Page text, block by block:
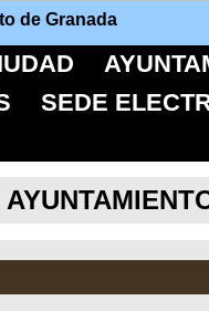
de Granada
SEDE